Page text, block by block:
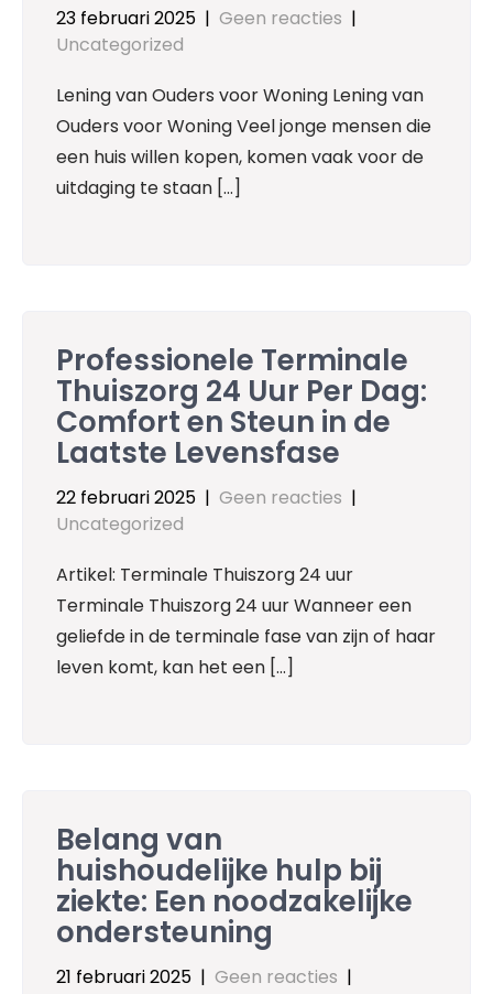
23 februari 2025 | Geen reacties |
Uncategorized
Lening van Ouders voor Woning Lening van
Ouders voor Woning Veel jonge mensen die
een huis willen kopen, komen vaak voor de
uitdaging te staan […]
Professionele Terminale
Thuiszorg 24 Uur Per Dag:
Comfort en Steun in de
Laatste Levensfase
22 februari 2025 | Geen reacties |
Uncategorized
Artikel: Terminale Thuiszorg 24 uur
Terminale Thuiszorg 24 uur Wanneer een
geliefde in de terminale fase van zijn of haar
leven komt, kan het een […]
Belang van
huishoudelijke hulp bij
ziekte: Een noodzakelijke
ondersteuning
21 februari 2025 | Geen reacties |